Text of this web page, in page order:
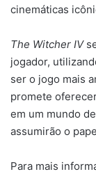
cinemáticas
The Witcher IV
jogador,
ser o jogo mais
promete
em um mundo
assumirão o
Para mais